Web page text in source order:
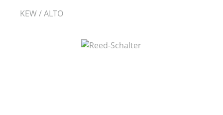
KEW / ALTO
Bildergalerie überspringen